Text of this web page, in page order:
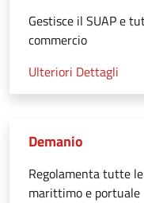
Gestisce il SUAP e
commercio
Ulteriori Dettagli
Demanio
Regolamenta tutte
marittimo e portuale